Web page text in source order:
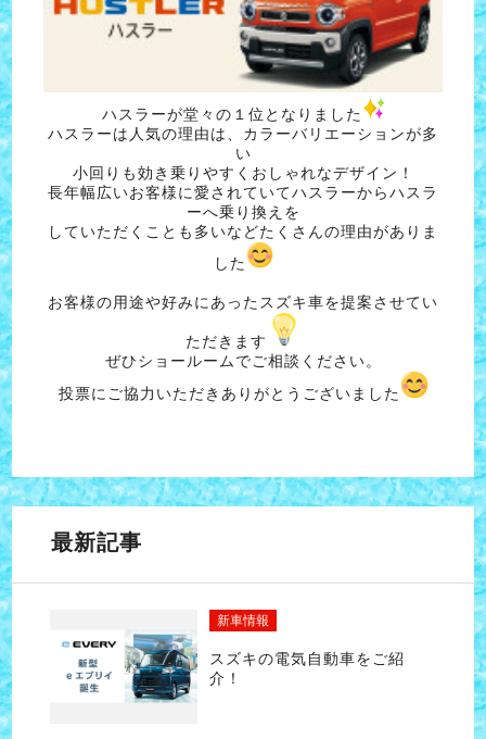
ハスラーが堂々の１位となりました
ハスラーは人気の理由は、カラーバリエーションが多
い
小回りも効き乗りやすくおしゃれなデザイン！
長年幅広いお客様に愛されていてハスラーからハスラ
ーへ乗り換えを
していただくことも多いなどたくさんの理由がありま
した
お客様の用途や好みにあったスズキ車を提案させてい
ただきます
ぜひショールームでご相談ください。
投票にご協力いただきありがとうございました
最新記事
新車情報
スズキの電気自動車をご紹
介！